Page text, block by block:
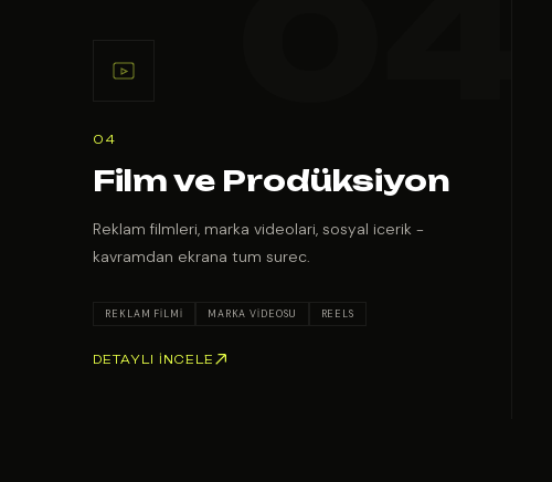
04
Film ve Prodüksiyon
Reklam filmleri, marka videolari, sosyal icerik -
kavramdan ekrana tum surec.
REKLAM FILMI MARKA VIDEOSU REELS
DETAYLI İNCELE